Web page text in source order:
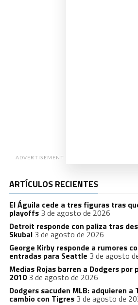
ADVERTISEMENT
ARTÍCULOS RECIENTES
El Águila cede a tres figuras tras
playoffs 3 de agosto de 2026
Detroit responde con paliza tras
Skubal 3 de agosto de 2026
George Kirby responde a rumores
entradas para Seattle 3 de agosto
Medias Rojas barren a Dodgers por
2010 3 de agosto de 2026
Dodgers sacuden MLB: adquieren a
cambio con Tigres 3 de agosto de